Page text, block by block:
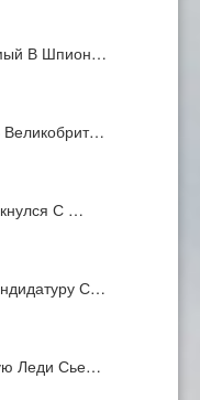
В Шпион…
С …
С…
Леди Сье…